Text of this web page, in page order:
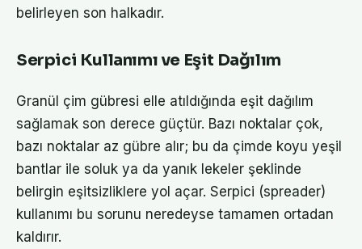
belirleyen son halkadır.
Serpici Kullanımı ve Eşit Dağılım
Granül çim gübresi elle atıldığında eşit dağılım
sağlamak son derece güçtür. Bazı noktalar çok,
bazı noktalar az gübre alır; bu da çimde koyu yeşil
bantlar ile soluk ya da yanık lekeler şeklinde
belirgin eşitsizliklere yol açar. Serpici (spreader)
kullanımı bu sorunu neredeyse tamamen ortadan
kaldırır.